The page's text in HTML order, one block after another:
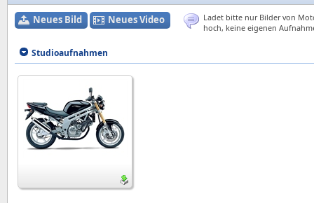
Neues Bild Neues Video
Ladet bitte nur Bilder von
hoch, keine eigenen
Studioaufnahmen